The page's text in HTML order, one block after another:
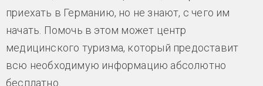
приехать в Германию, но не знают, с чего им
начать. Помочь в этом может центр
медицинского туризма, который предоставит
всю необходимую информацию абсолютно
бесплатно.